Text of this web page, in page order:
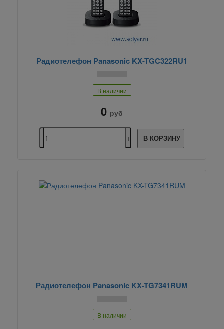
Радиотелефон Panasonic KX-TGC322RU1
В наличии
0 руб
В КОРЗИНУ
Радиотелефон Panasonic KX-TG7341RUM
В наличии